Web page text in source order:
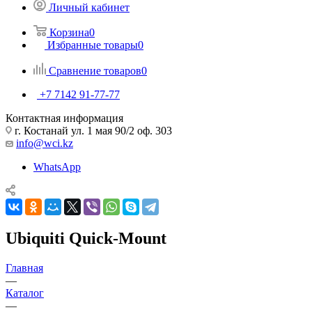
Личный кабинет
Корзина0
Избранные товары0
Сравнение товаров0
+7 7142 91-77-77
Контактная информация
г. Костанай ул. 1 мая 90/2 оф. 303
info@wci.kz
WhatsApp
Ubiquiti Quick-Mount
Главная
—
Каталог
—